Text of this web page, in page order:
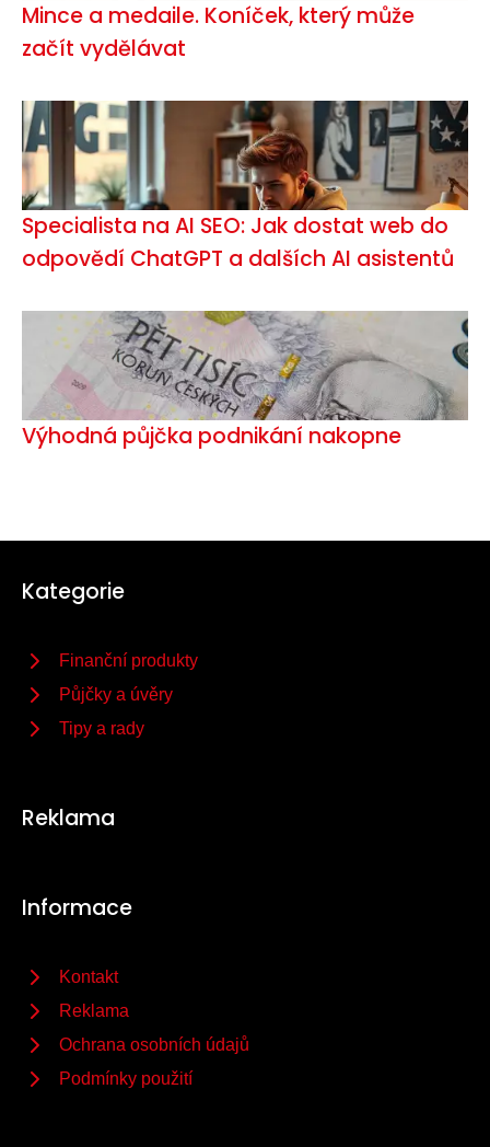
Mince a medaile. Koníček, který může
začít vydělávat
Specialista na AI SEO: Jak dostat web do
odpovědí ChatGPT a dalších AI asistentů
Výhodná půjčka podnikání nakopne
Kategorie
Finanční produkty
Půjčky a úvěry
Tipy a rady
Reklama
Informace
Kontakt
Reklama
Ochrana osobních údajů
Podmínky použití